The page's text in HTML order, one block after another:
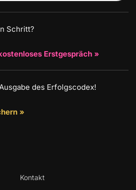
Schritt?
Erstgespräch »
des Erfolgscodex!
»
Kontakt